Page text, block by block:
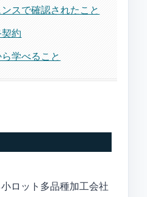
スで確認されたこと
約
学べること
ロット多品種加工会社